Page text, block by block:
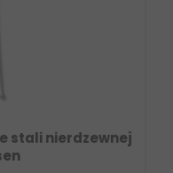
stali nierdzewnej